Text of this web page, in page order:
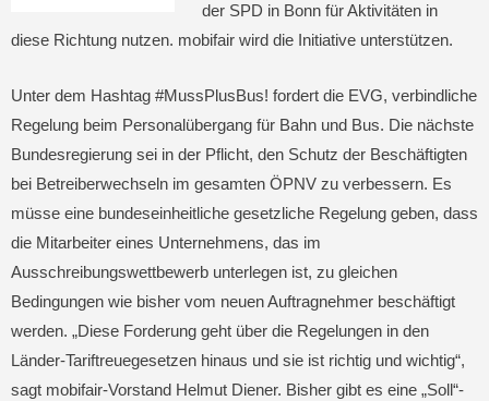
der SPD in Bonn für Aktivitäten in
diese Richtung nutzen. mobifair wird die Initiative unterstützen.
Unter dem Hashtag #MussPlusBus! fordert die EVG, verbindliche
Regelung beim Personalübergang für Bahn und Bus. Die nächste
Bundesregierung sei in der Pflicht, den Schutz der Beschäftigten
bei Betreiberwechseln im gesamten ÖPNV zu verbessern. Es
müsse eine bundeseinheitliche gesetzliche Regelung geben, dass
die Mitarbeiter eines Unternehmens, das im
Ausschreibungswettbewerb unterlegen ist, zu gleichen
Bedingungen wie bisher vom neuen Auftragnehmer beschäftigt
werden. „Diese Forderung geht über die Regelungen in den
Länder-Tariftreuegesetzen hinaus und sie ist richtig und wichtig“,
sagt mobifair-Vorstand Helmut Diener. Bisher gibt es eine „Soll“-